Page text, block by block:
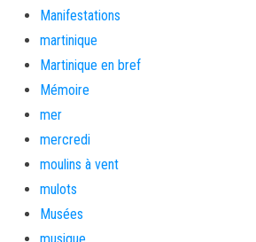
Manifestations
martinique
Martinique en bref
Mémoire
mer
mercredi
moulins à vent
mulots
Musées